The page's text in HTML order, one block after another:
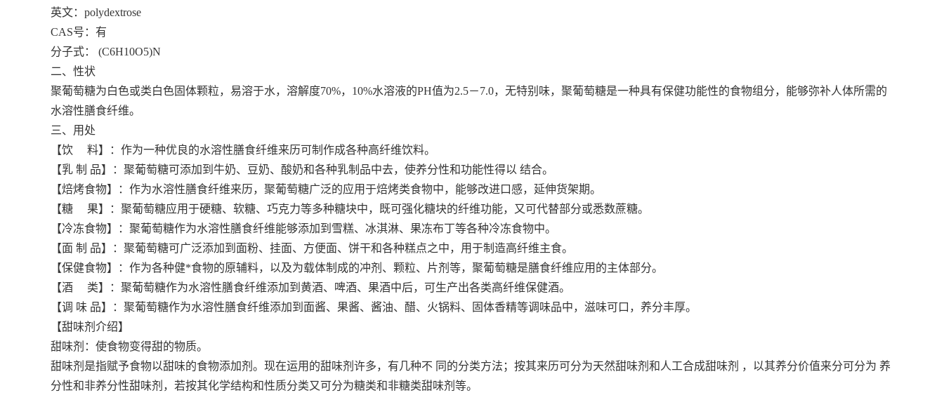
英文：polydextrose
CAS号：有
分子式： (C6H10O5)N
二、性状
聚葡萄糖为白色或类白色固体颗粒，易溶于水，溶解度70%，10%水溶液的PH值为2.5－7.0，无特别味，聚葡萄糖是一种具有保健功能性的食物组分，能够弥补人体所需的
水溶性膳食纤维。
三、用处
【饮 料】：作为一种优良的水溶性膳食纤维来历可制作成各种高纤维饮料。
【乳 制 品】：聚葡萄糖可添加到牛奶、豆奶、酸奶和各种乳制品中去，使养分性和功能性得以 结合。
【焙烤食物】：作为水溶性膳食纤维来历，聚葡萄糖广泛的应用于焙烤类食物中，能够改进口感，延伸货架期。
【糖 果】：聚葡萄糖应用于硬糖、软糖、巧克力等多种糖块中，既可强化糖块的纤维功能，又可代替部分或悉数蔗糖。
【冷冻食物】：聚葡萄糖作为水溶性膳食纤维能够添加到雪糕、冰淇淋、果冻布丁等各种冷冻食物中。
【面 制 品】：聚葡萄糖可广泛添加到面粉、挂面、方便面、饼干和各种糕点之中，用于制造高纤维主食。
【保健食物】：作为各种健*食物的原辅料，以及为载体制成的冲剂、颗粒、片剂等，聚葡萄糖是膳食纤维应用的主体部分。
【酒 类】：聚葡萄糖作为水溶性膳食纤维添加到黄酒、啤酒、果酒中后，可生产出各类高纤维保健酒。
【调 味 品】：聚葡萄糖作为水溶性膳食纤维添加到面酱、果酱、酱油、醋、火锅料、固体香精等调味品中，滋味可口，养分丰厚。
【甜味剂介绍】
甜味剂：使食物变得甜的物质。
甜味剂是指赋予食物以甜味的食物添加剂。现在运用的甜味剂许多，有几种不 同的分类方法；按其来历可分为天然甜味剂和人工合成甜味剂 ，以其养分价值来分可分为 养
分性和非养分性甜味剂，若按其化学结构和性质分类又可分为糖类和非糖类甜味剂等。